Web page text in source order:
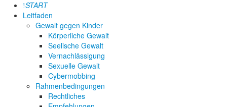
START
Leitfaden
Gewalt gegen Kinder
Körperliche Gewalt
Seelische Gewalt
Vernachlässigung
Sexuelle Gewalt
Cybermobbing
Rahmenbedingungen
Rechtliches